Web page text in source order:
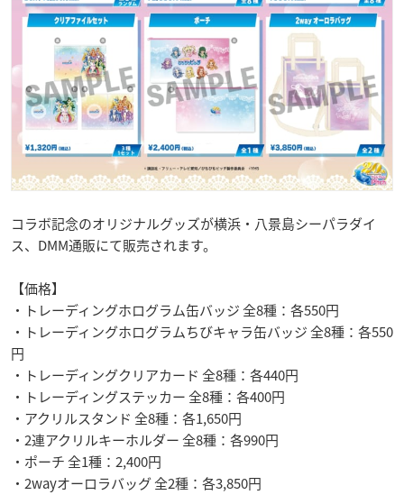
コラボ記念のオリジナルグッズが横浜・八景島シーパラダイ
ス、DMM通販にて販売されます。
【価格】
・トレーディングホログラム缶バッジ 全8種：各550円
・トレーディングホログラムちびキャラ缶バッジ 全8種：各550
円
・トレーディングクリアカード 全8種：各440円
・トレーディングステッカー 全8種：各400円
・アクリルスタンド 全8種：各1,650円
・2連アクリルキーホルダー 全8種：各990円
・ポーチ 全1種：2,400円
・2wayオーロラバッグ 全2種：各3,850円